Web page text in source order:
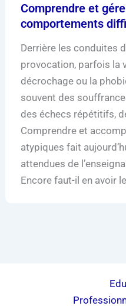
Comprendre et
comportements
Derrière les conduites
provocation, parfois la
décrochage ou la
souvent des
des échecs répétitifs,
Comprendre et
atypiques fait
attendues de
Encore faut-il en avoir